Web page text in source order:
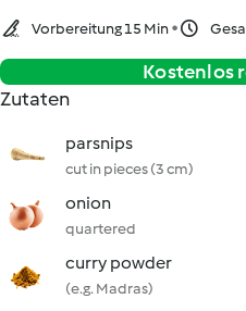
Vorbereitung 15 Min
Kostenlos
Zutaten
parsnips
cut in pieces (3 cm)
onion
quartered
curry powder
(e.g. Madras)